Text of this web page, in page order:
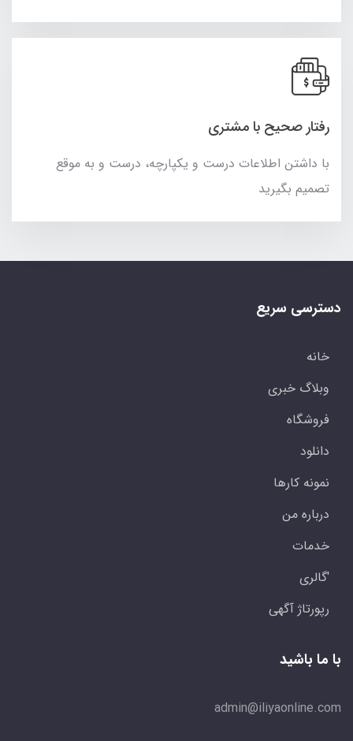
رفتار صحیح با مشتری
با داشتن اطلاعات درست و یکپارچه، درست و به موقع
تصمیم بگیرید
دسترسی سریع
خانه
وبلاگ خبری
فروشگاه
دانلود
نمونه کارها
درباره من
خدمات
'گالری
رپورتاژ آگهی
با ما باشید
admin@iliyaonline.com